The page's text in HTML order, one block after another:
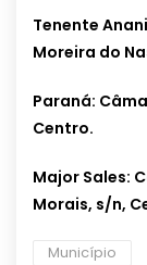
Tenente
Moreira do
Paraná:
Centro.
Major Sales:
Morais, s/n,
Município